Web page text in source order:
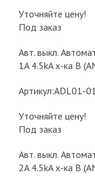
Уточняйте цену!
Под заказ
Авт. выкл.
1A 4.5kA х-ка B
Артикул:ADL01-
Уточняйте цену!
Под заказ
Авт. выкл.
2A 4.5kA х-ка B